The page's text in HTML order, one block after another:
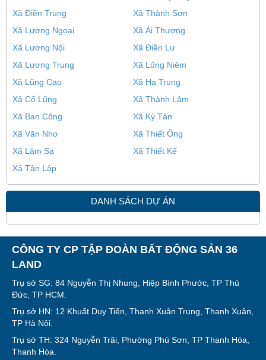
Xã Điền Trung
Xã Thành Sơn
Xã Lương Ngoại
Xã Ái Thượng
Xã Lương Nội
Xã Điền Lư
Xã Lương Trung
Xã Lũng Niêm
Xã Lũng Cao
Xã Hạ Trung
Xã Cổ Lũng
Xã Thành Lâm
Xã Ban Công
Xã Kỳ Tân
Xã Văn Nho
Xã Thiết Ống
Xã Lâm Sa
Xã Thiết Kế
Xã Tân Lập
DANH SÁCH DỰ ÁN
CÔNG TY CP TẬP ĐOÀN BẤT ĐỘNG SẢN 36
LAND
Trụ sở SG: 84 Nguyễn Thị Nhung, Hiệp Bình Phước, TP Thủ
Đức, TP HCM.
Trụ sở HN: 12 Khuất Duy Tiến, Thanh Xuân Trung, Thanh Xuân,
TP Hà Nội.
Trụ sở TH: 324 Nguyễn Trãi, Phường Phú Sơn, TP Thanh Hóa,
Thanh Hóa.